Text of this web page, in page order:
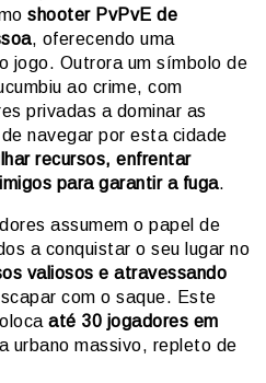
shooter PvPvE de
, oferecendo uma
jogo. Outrora um símbolo de
ao crime, com
privadas a dominar as
navegar por esta cidade
recursos, enfrentar
para garantir a fuga.
assumem o papel de
a conquistar o seu lugar no
valiosos e atravessando
com o saque. Este
até 30 jogadores em
urbano massivo, repleto de